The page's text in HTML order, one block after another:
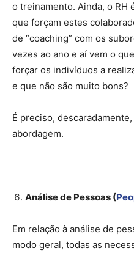
o treinamento. Ainda, o RH
que forçam estes
de “coaching” com os
vezes ao ano e aí vem o
forçar os indivíduos a
e que não são muito bons?
É preciso,
abordagem.
Análise de Pessoas (
Em relação à análise de
modo geral, todas as